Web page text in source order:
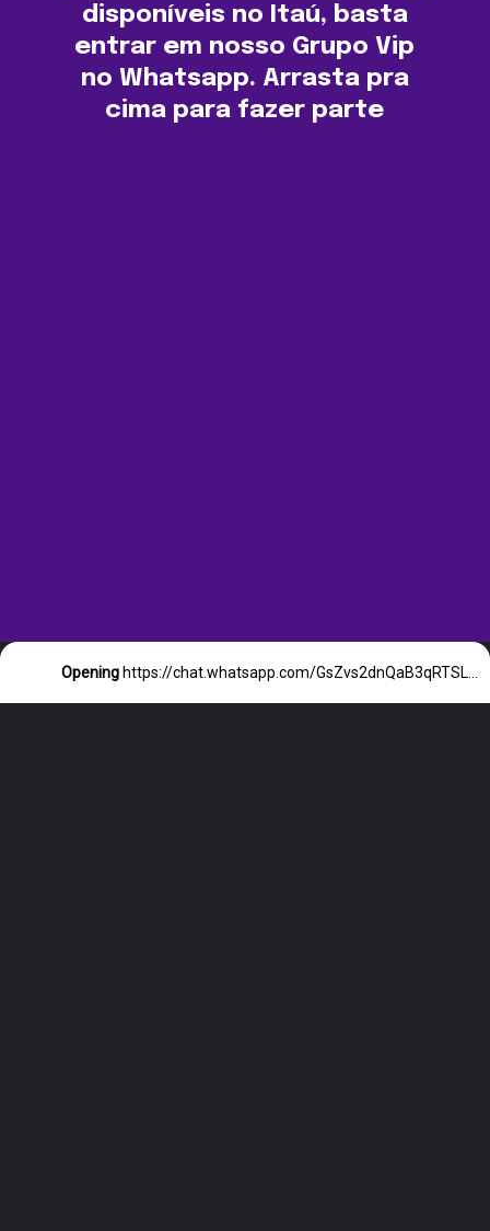
disponíveis no Itaú, basta
entrar em nosso Grupo Vip
no Whatsapp. Arrasta pra
cima para fazer parte
Opening https://chat.whatsapp.com/GsZvs2dnQaB3qRTSL8VKX7